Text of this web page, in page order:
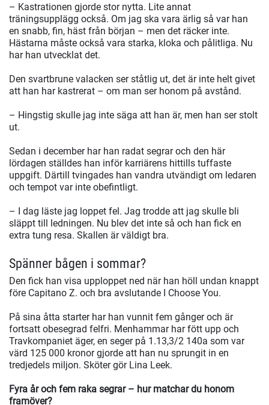
– Kastrationen gjorde stor nytta. Lite annat
träningsupplägg också. Om jag ska vara ärlig så var han
en snabb, fin, häst från början – men det räcker inte.
Hästarna måste också vara starka, kloka och pålitliga. Nu
har han utvecklat det.
Den svartbrune valacken ser ståtlig ut, det är inte helt givet
att han har kastrerat – om man ser honom på avstånd.
– Hingstig skulle jag inte säga att han är, men han ser stolt
ut.
Sedan i december har han radat segrar och den här
lördagen ställdes han inför karriärens hittills tuffaste
uppgift. Därtill tvingades han vandra utvändigt om ledaren
och tempot var inte obefintligt.
– I dag läste jag loppet fel. Jag trodde att jag skulle bli
släppt till ledningen. Nu blev det inte så och han fick en
extra tung resa. Skallen är väldigt bra.
Spänner bågen i sommar?
Den fick han visa upploppet ned när han höll undan knappt
före Capitano Z. och bra avslutande I Choose You.
På sina åtta starter har han vunnit fem gånger och är
fortsatt obesegrad felfri. Menhammar har fött upp och
Travkompaniet äger, en seger på 1.13,3/2 140a som var
värd 125 000 kronor gjorde att han nu sprungit in en
tredjedels miljon. Sköter gör Lina Leek.
Fyra år och fem raka segrar – hur matchar du honom
framöver?